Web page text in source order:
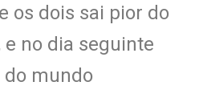
os dois sai pior do
e no dia seguinte
mundo